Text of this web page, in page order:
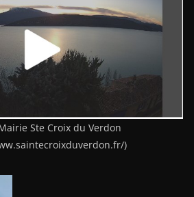
Ste Croix du Verdon
)